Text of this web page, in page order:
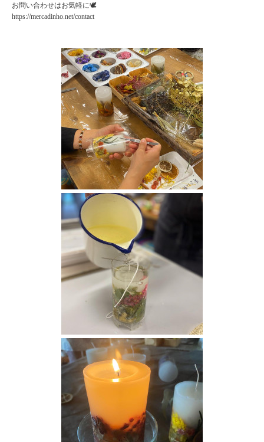
お問い合わせはお気軽に🕊
https://mercadinho.net/contact